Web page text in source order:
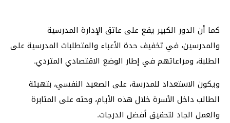
كما أن الدور الكبير يقع على عاتق الإدارة المدرسية
والمدرسين، في تخفيف حدة الأعباء والمتطلبات المدرسية على
الطلبة، ومراعاتهم في إطار الوضع الاقتصادي المتردي.
ويكون الاستعداد للمدرسة، على الصعيد النفسي، بتهيئة
الطالب داخل الأسرة خلال هذه الأيام، وحثه على المثابرة
والعمل الجاد لتحقيق أفضل الدرجات.